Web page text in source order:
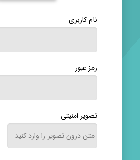
نام کاربری
رمز عبور
تصویر امنیتی